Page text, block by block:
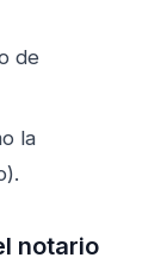
de
la
notario